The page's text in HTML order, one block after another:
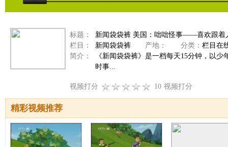
标题：
新闻袋袋裤 美国：咄咄怪事——喜欢跟着
栏目：
新闻袋袋裤 产地： 分类： 栏目在
简介：
《新闻袋袋裤》是一档每天15分钟，以
时事...
视频打分 10 视频打分
精彩视频推荐